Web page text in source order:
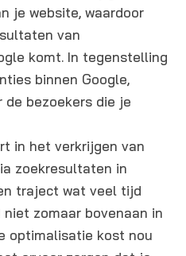
je website, waardoor
van
komt. In tegenstelling
binnen Google,
bezoekers die je
in het verkrijgen van
zoekresultaten in
traject wat veel tijd
zomaar bovenaan in
optimalisatie kost nou